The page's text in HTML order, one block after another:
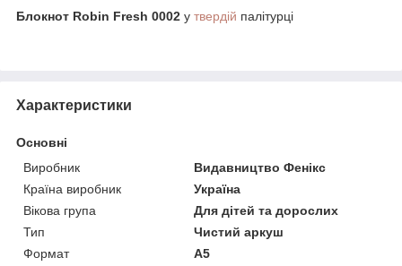
Блокнот Robin Fresh 0002 у твердій палітурці
Характеристики
Основні
Виробник
Видавництво Фенікс
Країна виробник
Україна
Вікова група
Для дітей та дорослих
Тип
Чистий аркуш
Формат
A5